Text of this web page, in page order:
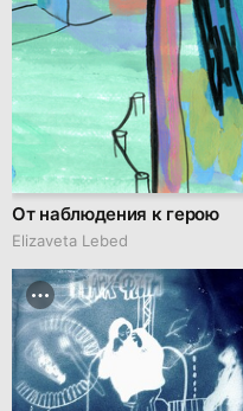
От наблюдения к герою
Elizaveta Lebed